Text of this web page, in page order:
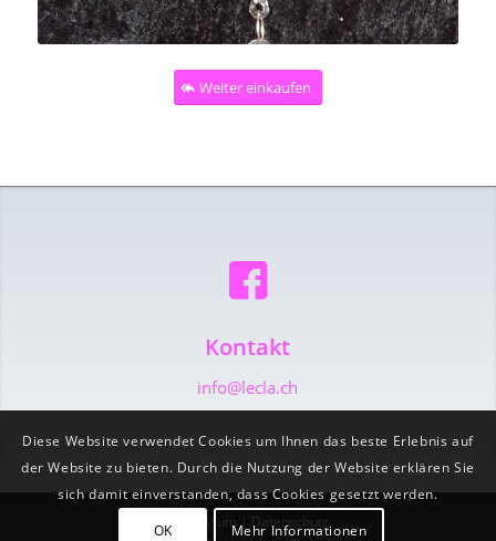
Weiter einkaufen
Kontakt
info@lecla.ch
Impressum | Datenschutz
Diese Website verwendet Cookies um Ihnen das beste Erlebnis auf
der Website zu bieten. Durch die Nutzung der Website erklären Sie
sich damit einverstanden, dass Cookies gesetzt werden.
OK
Mehr Informationen